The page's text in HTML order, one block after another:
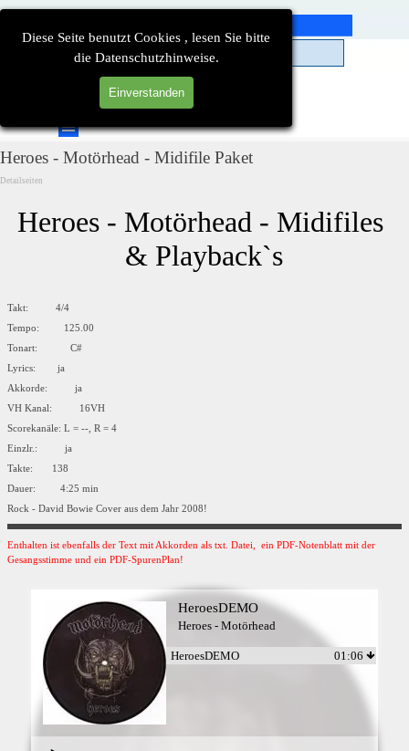
Diese Seite benutzt Cookies , lesen Sie bitte
die Datenschutzhinweise.
Einverstanden
Direkt zum Seiteninhalt
Menü überspringen
Heroes - Motörhead - Midifile Paket
Detailseiten
Heroes - Motörhead - Midifiles
& Playback`s
Takt: 4/4
Tempo: 125.00
Tonart: C#
Lyrics: ja
Akkorde: ja
VH Kanal: 16VH
Scorekanäle: L = --, R = 4
Einzlr.: ja
Takte: 138
Dauer: 4:25 min
Rock - David Bowie Cover aus dem Jahr 2008!
Enthalten ist ebenfalls der Text mit Akkorden als txt. Datei, ein PDF-Notenblatt mit der
Gesangsstimme und ein PDF-SpurenPlan!
HeroesDEMO
Heroes - Motörhead
HeroesDEMO 01:06